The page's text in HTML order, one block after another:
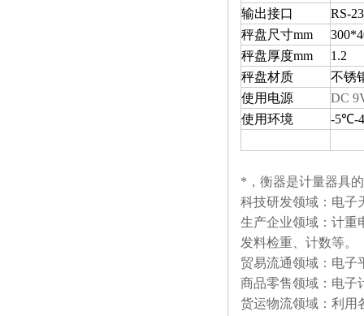
输出接口
RS-
秤盘尺寸mm
秤盘厚度mm
1.2
秤盘材质
不锈
使用电源
DC
使用环境
-5℃-
*，衡器是计量器具
科技研发领域：电子
生产企业领域：计重
发料检重、计数等。
贸易流通领域：电子
商品零售领域：电子
货运物流领域：利用